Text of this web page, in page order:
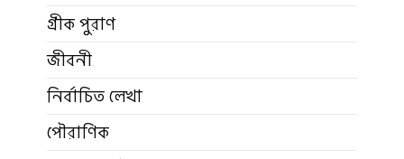
গ্রীক পুরাণ
জীবনী
নির্বাচিত লেখা
পৌরাণিক